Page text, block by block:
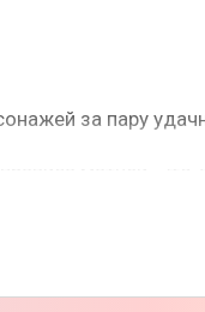
за пару
жесткого